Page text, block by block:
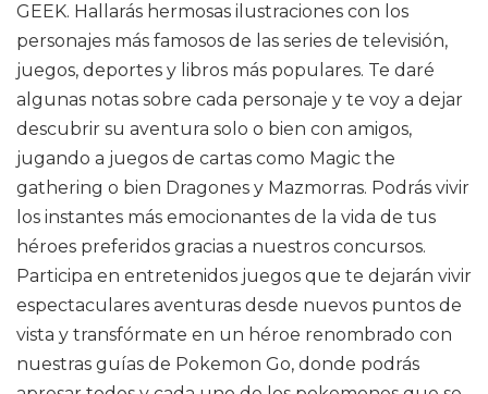
GEEK. Hallarás hermosas ilustraciones con los
personajes más famosos de las series de televisión,
juegos, deportes y libros más populares. Te daré
algunas notas sobre cada personaje y te voy a dejar
descubrir su aventura solo o bien con amigos,
jugando a juegos de cartas como Magic the
gathering o bien Dragones y Mazmorras. Podrás vivir
los instantes más emocionantes de la vida de tus
héroes preferidos gracias a nuestros concursos.
Participa en entretenidos juegos que te dejarán vivir
espectaculares aventuras desde nuevos puntos de
vista y transfórmate en un héroe renombrado con
nuestras guías de Pokemon Go, donde podrás